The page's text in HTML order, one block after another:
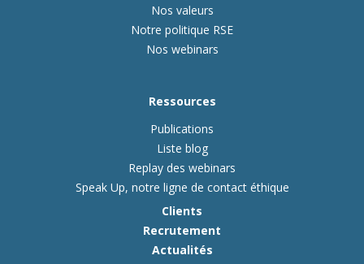
Nos valeurs
Notre politique RSE
Nos webinars
Ressources
Publications
Liste blog
Replay des webinars
Speak Up, notre ligne de contact éthique
Clients
Recrutement
Actualités